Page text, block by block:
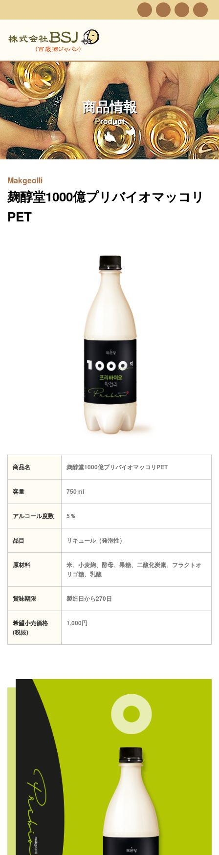
商品情報
Product
Makgeolli
麹醇堂1000億プリバイオマッコリ
PET
商品名 麹醇堂1000億プリバイオマッコリPET
容量 750ｍl
アルコール度数 5％
品目 リキュール（発泡性）
原材料
米、小麦麹、酵母、果糖、二酸化炭素、フラクトオ
リゴ糖、乳酸
賞味期限 製造日から270日
希望小売価格
(税抜)
1,000円